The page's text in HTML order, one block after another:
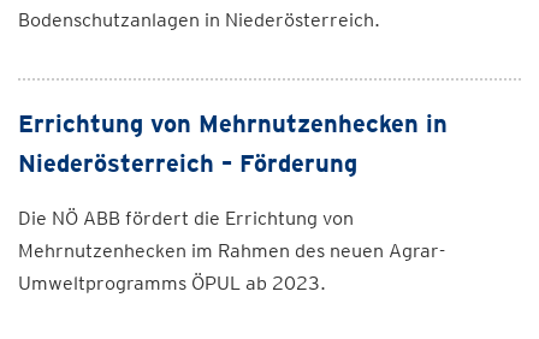
Bodenschutzanlagen in Niederösterreich.
Errichtung von Mehrnutzenhecken in
Niederösterreich – Förderung
Die NÖ ABB fördert die Errichtung von
Mehrnutzenhecken im Rahmen des neuen Agrar-
Umweltprogramms ÖPUL ab 2023.